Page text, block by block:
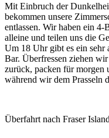
Mit Einbruch der
bekommen unsere
entlassen. Wir haben ein
alleine und teilen uns die
Um 18 Uhr gibt es ein sehr
Bar. Überfressen ziehen
zurück, packen für morgen
während wir dem Prasseln
Überfahrt nach Fraser Island